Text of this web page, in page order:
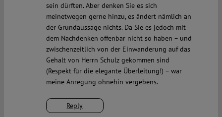
Reply
sein dürften. Aber denken Sie es sich
meinetwegen gerne hinzu, es ändert nämlich an
der Grundaussage nichts. Da Sie es jedoch mit
dem Nachdenken offenbar nicht so haben – und
zwischenzeitlich von der Einwanderung auf das
Gehalt von Herrn Schulz gekommen sind
(Respekt für die elegante Überleitung!) – war
meine Anregung ohnehin vergebens.